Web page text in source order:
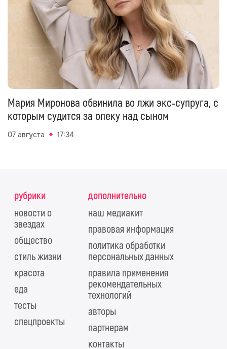
Мария Миронова обвинила во лжи экс‑супруга, с
которым судится за опеку над сыном
07 августа 17:34
рубрики
новости о
звездах
общество
стиль жизни
красота
еда
тесты
спецпроекты
дополнительно
наш медиакит
правовая информация
политика обработки
персональных данных
правила применения
рекомендательных
технологий
авторы
партнерам
контакты